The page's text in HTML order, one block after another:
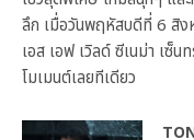
ลึก เมื่อวันพฤหัสบดีที่ 6 สิ
เอส เอฟ เวิลด์ ซีเนม่า เซ็
โมเมนต์เลยทีเดียว